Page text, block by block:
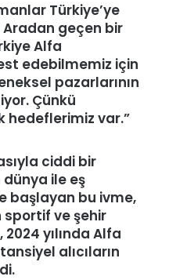
Türkiye’ye
geçen bir
Alfa
edebilmemiz için
pazarlarının
Çünkü
hedeflerimiz var.”
ciddi bir
dünya ile eş
başlayan bu ivme,
ve şehir
yılında Alfa
alıcıların